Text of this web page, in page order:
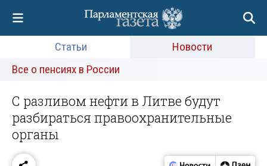
Статьи
Новости
Все о пенсиях в России
С разливом нефти в Литве будут
разбираться правоохранительные
органы